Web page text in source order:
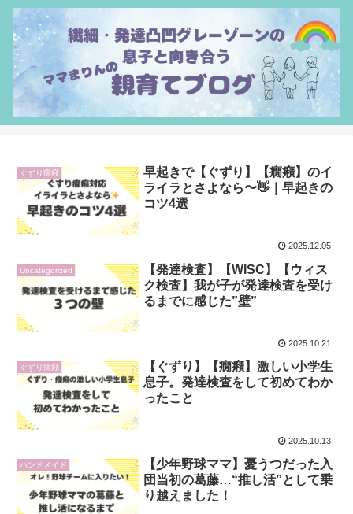
ぐずり癇癪
早起きで【ぐずり】【癇癪】のイ
ライラとさよなら〜👋｜早起きの
コツ4選
2025.12.05
Uncategorized
【発達検査】【WISC】【ウィス
ク検査】我が子が発達検査を受け
るまでに感じた”壁”
2025.10.21
ぐずり癇癪
【ぐずり】【癇癪】激しい小学生
息子。発達検査をして初めてわか
ったこと
2025.10.13
ハンドメイド
【少年野球ママ】憂うつだった入
団当初の葛藤…“推し活”として乗
り越えました！